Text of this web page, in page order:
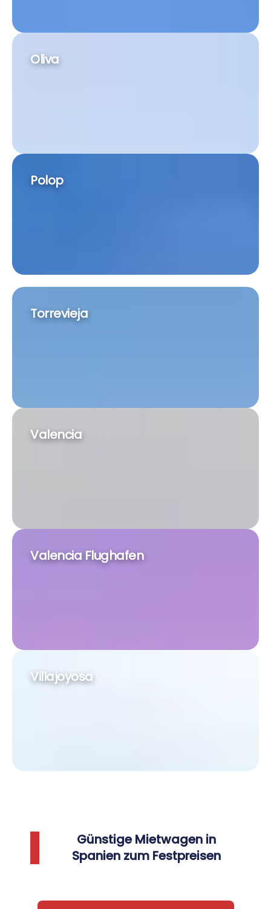
Oliva
Polop
Torrevieja
Valencia
Valencia Flughafen
Villajoyosa
Günstige Mietwagen in
Spanien zum Festpreisen